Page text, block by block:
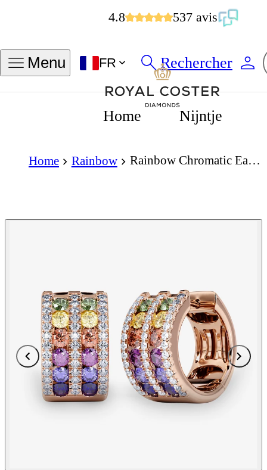
4.8 537 avis
Menu FR Rechercher
Home Nijntje
Home Rainbow